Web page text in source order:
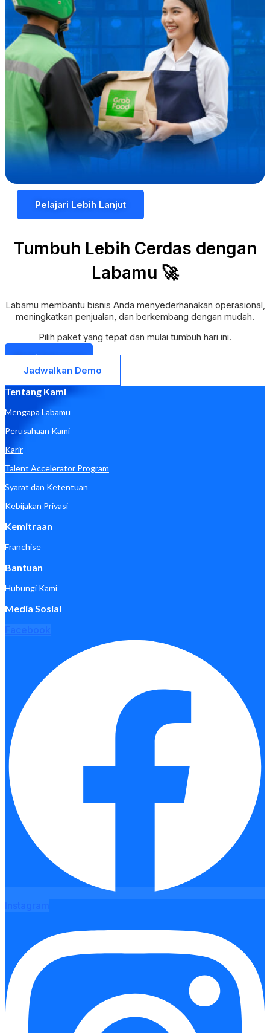
Pelajari Lebih Lanjut
Tumbuh Lebih Cerdas dengan
Labamu 🚀
Labamu membantu bisnis Anda menyederhanakan operasional,
meningkatkan penjualan, dan berkembang dengan mudah.
Pilih paket yang tepat dan mulai tumbuh hari ini.
Mulai Sekarang
Jadwalkan Demo
Tentang Kami
Mengapa Labamu
Perusahaan Kami
Karir
Talent Accelerator Program
Syarat dan Ketentuan
Kebijakan Privasi
Kemitraan
Franchise
Bantuan
Hubungi Kami
Media Sosial